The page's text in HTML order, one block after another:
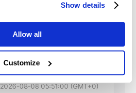
Show details
Allow all
Customize
China: Credit demand
and liquidity trends –
2026-08-08 05:51:00 (GMT+0)